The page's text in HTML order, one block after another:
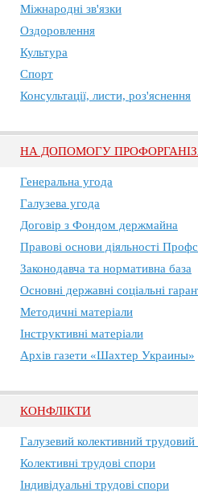
Міжнародні зв'язки
Оздоровлення
Культура
Спорт
Консультації, листи, роз'яснення
НА ДОПОМОГУ
Генеральна угода
Галузева угода
Договір з Фондом держмайна
Правові основи діяльності
Законодавча та нормативна база
Основні державні соціальні
Методичні матеріали
Інструктивні матеріали
Архів газети «Шахтер Украины»
КОНФЛІКТИ
Галузевий колективний трудовий
Колективні трудові спори
Індивідуальні трудові спори